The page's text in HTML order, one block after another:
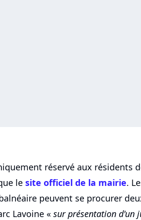
réservé aux résidents
le site officiel de la mairie.
peuvent se procurer
Lavoine « sur présentation d'un